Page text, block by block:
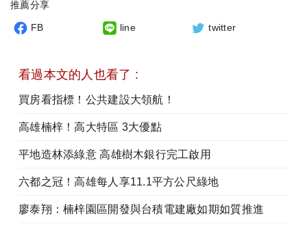
推薦分享
FB line twitter
看過本文的人也看了 :
買房看指標！公共建設大領航！
高雄楠梓！高大特區 3大優點
平地造林添綠意 高雄樹木銀行完工啟用
六都之冠！高雄每人享11.1平方公尺綠地
廖泰翔：楠梓園區開發與台積電建廠如期如質推進